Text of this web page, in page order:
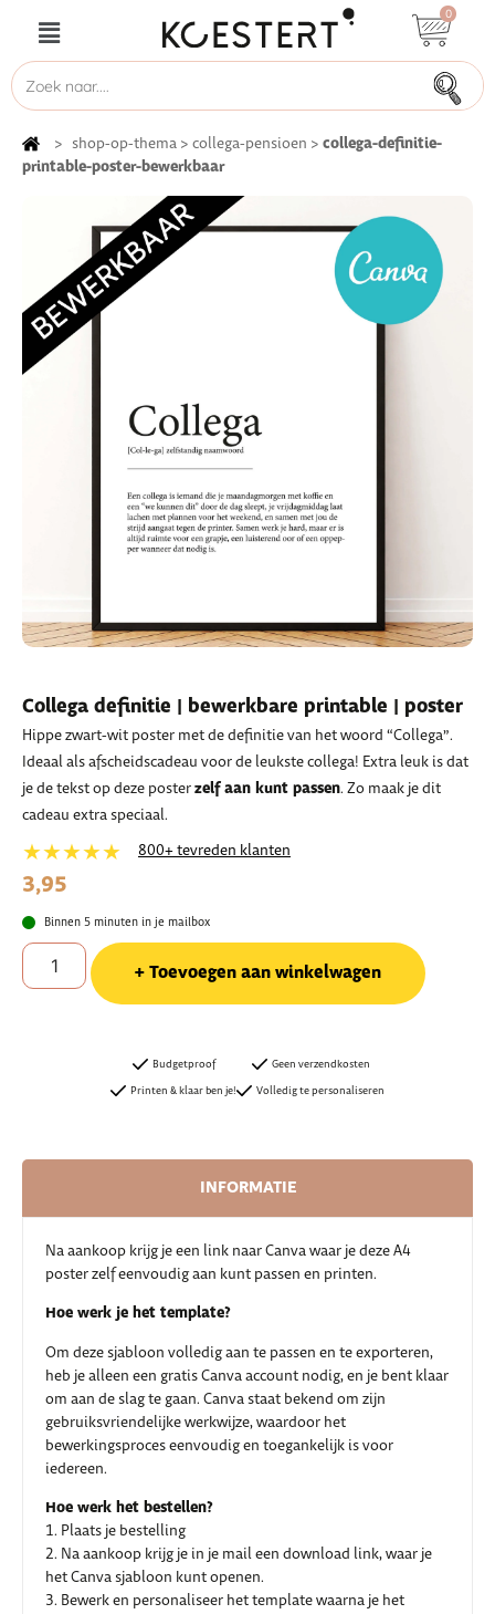
0
> shop-op-thema > collega-pensioen > collega-definitie-
printable-poster-bewerkbaar
Collega definitie | bewerkbare printable | poster
Hippe zwart-wit poster met de definitie van het woord “Collega”.
Ideaal als afscheidscadeau voor de leukste collega! Extra leuk is dat
je de tekst op deze posterzelf aan kunt passen. Zo maak je dit
cadeau extra speciaal.
★★★★★ 800+ tevreden klanten
3,95
Binnen 5 minuten in je mailbox
Toevoegen aan winkelwagen
Budgetproof
Printen & klaar ben je!
Geen verzendkosten
Volledig te personaliseren
INFORMATIE
Na aankoop krijg je een link naar Canva waar je deze A4
poster zelf eenvoudig aan kunt passen en printen.
Hoe werk je het template?
Om deze sjabloon volledig aan te passen en te exporteren,
heb je alleen een gratis Canva account nodig, en je bent klaar
om aan de slag te gaan. Canva staat bekend om zijn
gebruiksvriendelijke werkwijze, waardoor het
bewerkingsproces eenvoudig en toegankelijk is voor
iedereen.
Hoe werk het bestellen?
1. Plaats je bestelling
2. Na aankoop krijg je in je mail een download link, waar je
het Canva sjabloon kunt openen.
3. Bewerk en personaliseer het template waarna je het